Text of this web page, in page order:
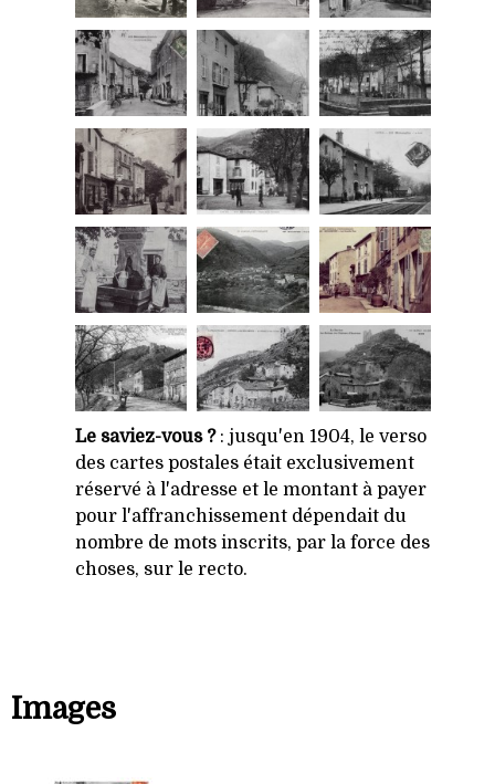
Le saviez-vous ?: jusqu'en 1904, le verso
des cartes postales était exclusivement
réservé à l'adresse et le montant à payer
pour l'affranchissement dépendait du
nombre de mots inscrits, par la force des
choses, sur le recto.
Images